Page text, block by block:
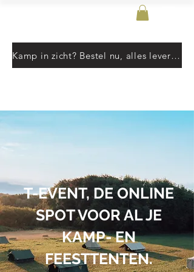
Kamp in zicht? Bestel nu, alles leverbaar vanaf 10 juni. Pre-orders volgen de aangegeven levertermijn.
T-EVENT, DE ONLINE
SPOT VOOR AL JE
KAMP- EN
FEESTTENTEN.